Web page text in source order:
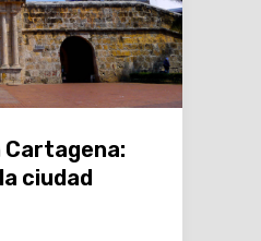
Cartagena:
ciudad